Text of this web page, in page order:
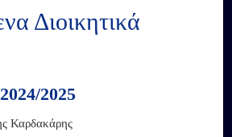
Διοικητικά
2025
Καρδακάρης